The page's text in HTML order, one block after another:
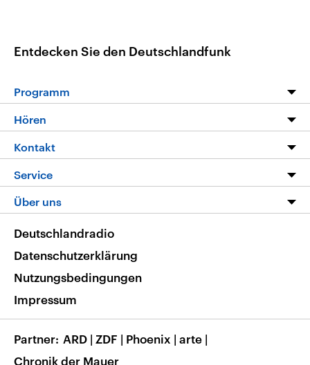
Entdecken Sie den Deutschlandfunk
Programm
Die Nachrichten
Nachrichtenleicht
Neue Beiträge auf dlf.de
Hören
Livestream
Podcasts
Deutschlandfunk App
Nachrichten App
Frequenzen
Kontakt
Service
FAQ
Veranstaltungen
Musikliste
RSS
Über uns
Barrierefreiheit
Deutschlandradio
Datenschutzerklärung
Nutzungsbedingungen
Impressum
Partner ARD | ZDF | Phoenix | arte |
Chronik der Mauer